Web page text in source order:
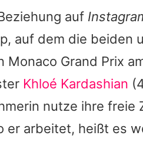
auf
auf dem die beiden
Monaco Grand Prix
Khloé Kardashian
nutze ihre freie
er arbeitet, heißt es